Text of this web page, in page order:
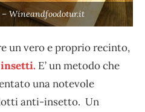
Wineandfoodotur.it
un vero e proprio recinto,
E’ un metodo che
una notevole
anti-insetto. Un